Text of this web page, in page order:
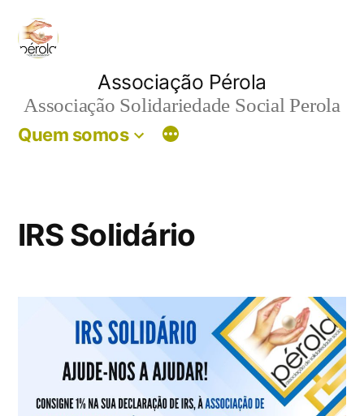
Associação Pérola
Associação Solidariedade Social Perola
Quem somos
IRS Solidário